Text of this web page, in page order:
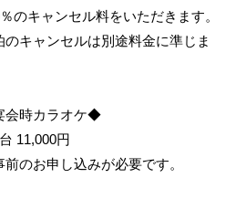
のキャンセル料をいただきます。
のキャンセルは別途料金に準じま
時カラオケ◆
11,000円
のお申し込みが必要です。